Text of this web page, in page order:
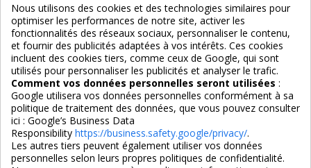
Services
Nous suivre
4,7/5
Nous utilisons des cookies et des technologies similaires pour
optimiser les performances de notre site, activer les
fonctionnalités des réseaux sociaux, personnaliser le contenu,
et fournir des publicités adaptées à vos intérêts. Ces cookies
incluent des cookies tiers, comme ceux de Google, qui sont
utilisés pour personnaliser les publicités et analyser le trafic.
Comment vos données personnelles seront utilisées :
Google utilisera vos données personnelles conformément à sa
politique de traitement des données, que vous pouvez consulter
ici : Google’s Business Data
Responsibility https://business.safety.google/privacy/.
Les autres tiers peuvent également utiliser vos données
personnelles selon leurs propres politiques de confidentialité.